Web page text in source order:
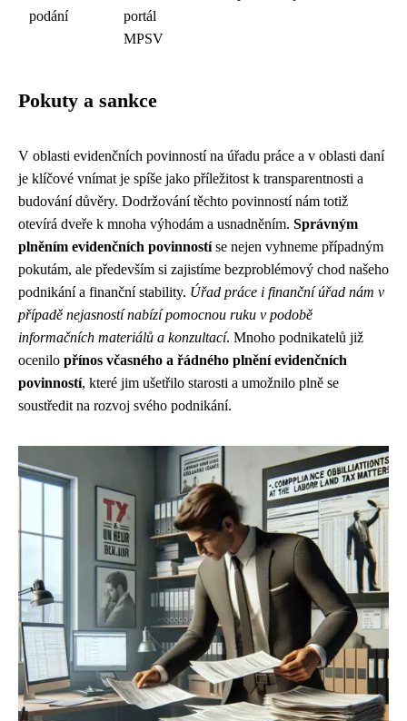
podání
portál
MPSV
Pokuty a sankce
V oblasti evidenčních povinností na úřadu práce a v oblasti daní
je klíčové vnímat je spíše jako příležitost k transparentnosti a
budování důvěry. Dodržování těchto povinností nám totiž
otevírá dveře k mnoha výhodám a usnadněním. Správným
plněním evidenčních povinnostíse nejen vyhneme případným
pokutám, ale především si zajistíme bezproblémový chod našeho
podnikání a finanční stability. Úřad práce i finanční úřad nám v
případě nejasností nabízí pomocnou ruku v podobě
informačních materiálů a konzultací. Mnoho podnikatelů již
ocenilo přínos včasného a řádného plnění evidenčních
povinností, které jim ušetřilo starosti a umožnilo plně se
soustředit na rozvoj svého podnikání.